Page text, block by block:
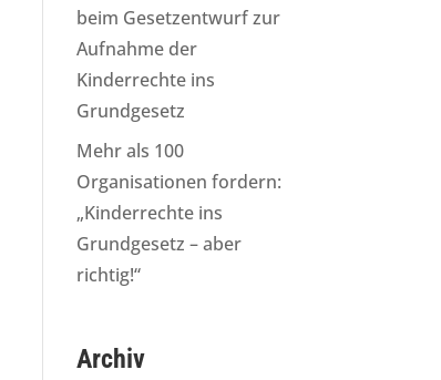
beim Gesetzentwurf zur
Aufnahme der
Kinderrechte ins
Grundgesetz
Mehr als 100
Organisationen fordern:
„Kinderrechte ins
Grundgesetz – aber
richtig!“
Archiv